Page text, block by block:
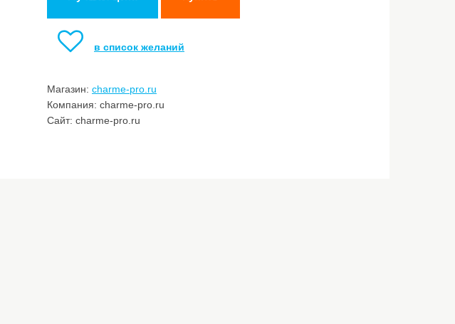
в список желаний
Магазин: charme-pro.ru
Компания: charme-pro.ru
Сайт: charme-pro.ru